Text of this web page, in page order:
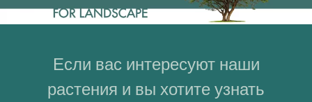
Если вас интересуют наши
растения и вы хотите узнать